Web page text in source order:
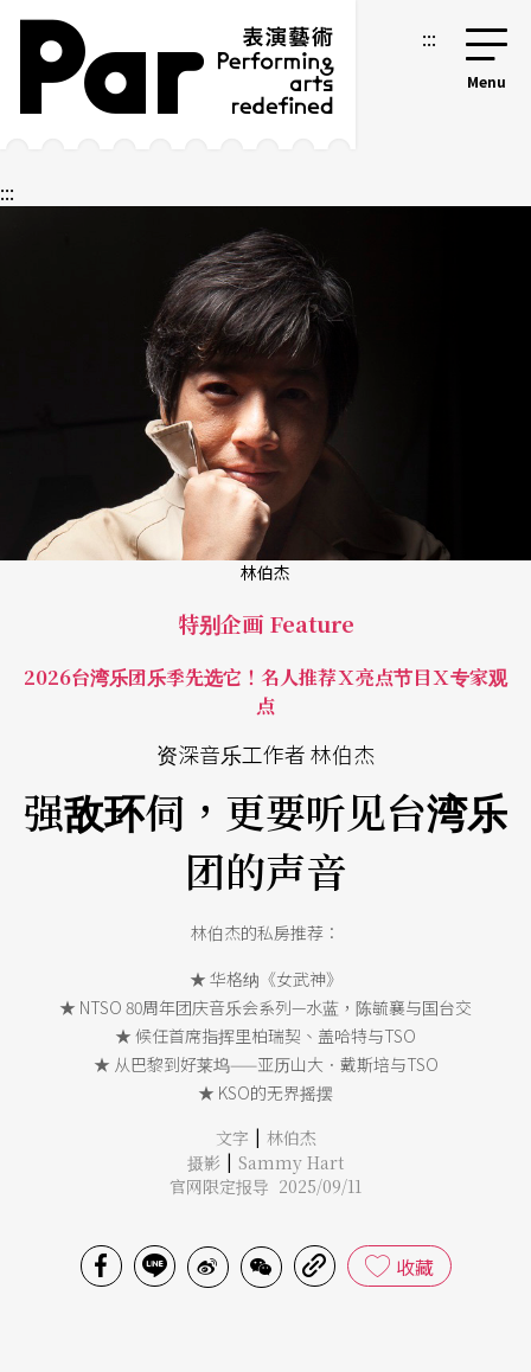
跳到主要内容区块
网站导览 :::
:::
林伯杰
特别企画 Feature
2026台湾乐团乐季先选它！名人推荐Ｘ亮点节目Ｘ专家观
点
资深音乐工作者 林伯杰
强敌环伺，更要听见台湾乐
团的声音
林伯杰的私房推荐：
★ 华格纳《女武神》
★ NTSO 80周年团庆音乐会系列—水蓝，陈毓襄与国台交
★ 候任首席指挥里柏瑞契、盖哈特与TSO
★ 从巴黎到好莱坞——亚历山大．戴斯培与TSO
★ KSO的无界摇摆
文字 | 林伯杰
摄影 | Sammy Hart
官网限定报导 2025/09/11
收藏